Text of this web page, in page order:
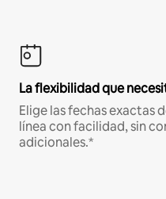
La flexibilidad que
Elige las fechas exactas
línea con facilidad, sin
adicionales.*